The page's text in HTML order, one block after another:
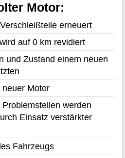
Motor:
erneuert
auf 0 km revidiert
und Zustand einem neuen
Motor
werden
Einsatz verstärkter
Fahrzeugs